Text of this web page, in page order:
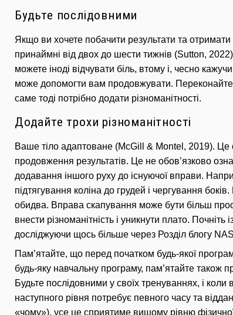
Будьте послідовними
Якщо ви хочете побачити результати та
принаймні від двох до шести тижнів (Sutton,
можете іноді відчувати біль, втому і, чесно
може допомогти вам продовжувати.
саме тоді потрібно додати різноманітності.
Додайте трохи різноманітності
Ваше тіло адаптоване (McGill & Montel, 2019). Це
продовження результатів. Це не обов’язково
додавання іншого руху до існуючої вправи.
підтягування коліна до грудей і чергування боків.
обидва. Вправа скапування може бути більш
внести різноманітність і уникнути плато. Почніть
досліджуючи щось більше через Розділ блогу
Пам’ятайте, що перед початком будь-якої
будь-яку навчальну програму, пам’ятайте також
Будьте послідовними у своїх тренуваннях, і коли
наступного рівня потребує певного часу та
«чому»), усе це сприятиме вищому рівню